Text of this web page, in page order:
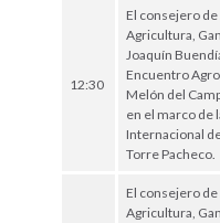
12:30
El consejero de
Agricultura,
Joaquín
Encuentro
Melón del
en el marco de
Internacional
Torre Pacheco.
El consejero de
Agricultura,